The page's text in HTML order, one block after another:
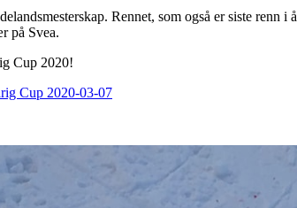
Rennet, som også er siste renn i
på Svea.
Cup 2020!
Cup 2020-03-07